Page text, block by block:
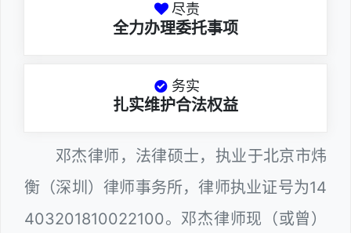
尽责
全力办理委托事项
务实
扎实维护合法权益
邓杰律师，法律硕士，执业于北京市炜
衡（深圳）律师事务所，律师执业证号为14
403201810022100。邓杰律师现（或曾）